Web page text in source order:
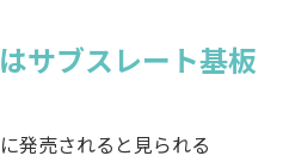
ブスレート基板
発売されると見られる